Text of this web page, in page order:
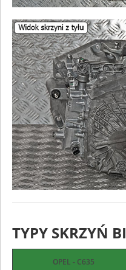
TYPY SKRZYŃ
OPEL - C635